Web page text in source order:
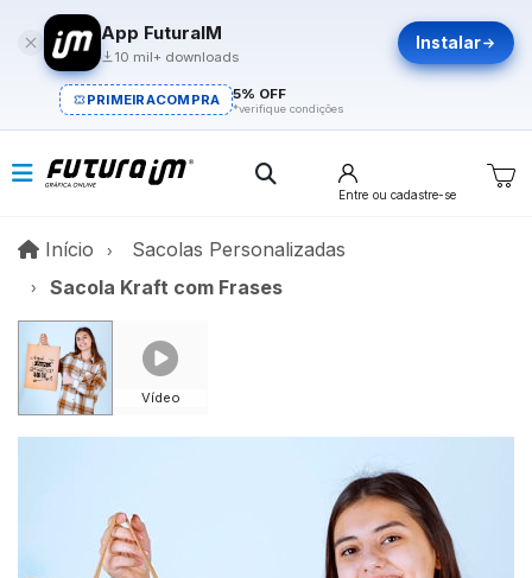
App FuturaIM
10 mil+ downloads
Instalar
PRIMEIRACOMPRA 5% OFF
*verifique condições
Entre ou cadastre-se
Início InícioSacolas Personalizadas
Sacola Kraft com Frases
Vídeo